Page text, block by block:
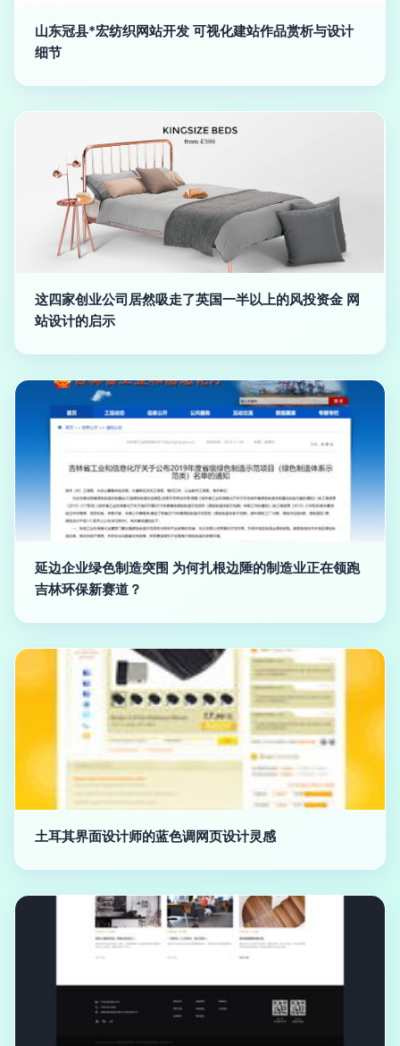
山东冠县*宏纺织网站开发 可视化建站作品赏析与设计
细节
这四家创业公司居然吸走了英国一半以上的风投资金 网
站设计的启示
延边企业绿色制造突围 为何扎根边陲的制造业正在领跑
吉林环保新赛道？
土耳其界面设计师的蓝色调网页设计灵感